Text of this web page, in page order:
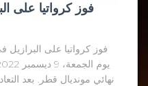
فوز كرواتيا على